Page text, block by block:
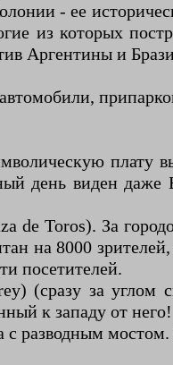
- ее
из которых
Аргентины и
плату
день виден даже
de Toros). За
на 8000
посетителей.
(сразу за углом
к западу от него!
разводным